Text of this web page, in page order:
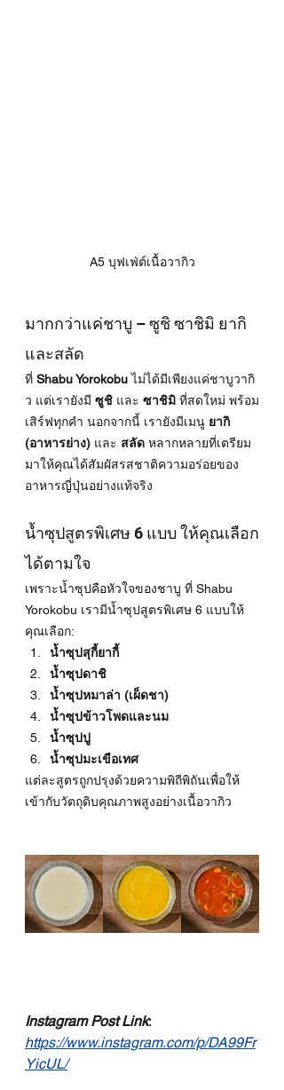
A5 บุฟเฟ่ต์เนื้อวากิว
มากกว่าแค่ชาบู – ซูชิ ซาชิมิ ยากิ
และสลัด
ที่ Shabu Yorokobu ไม่ได้มีเพียงแค่ชาบูวากิ
ว แต่เรายังมี ซูชิ และ ซาชิมิ ที่สดใหม่ พร้อม
เสิร์ฟทุกคำ นอกจากนี้ เรายังมีเมนู ยากิ
(อาหารย่าง) และ สลัด หลากหลายที่เตรียม
มาให้คุณได้สัมผัสรสชาติความอร่อยของ
อาหารญี่ปุ่นอย่างแท้จริง
น้ำซุปสูตรพิเศษ 6 แบบ ให้คุณเลือก
ได้ตามใจ
เพราะน้ำซุปคือหัวใจของชาบู ที่ Shabu
Yorokobu เรามีน้ำซุปสูตรพิเศษ 6 แบบให้
คุณเลือก:
น้ำซุปสุกี้ยากี้
น้ำซุปดาชิ
น้ำซุปหมาล่า (เผ็ดชา)
น้ำซุปข้าวโพดและนม
น้ำซุปปู
น้ำซุปมะเขือเทศ
แต่ละสูตรถูกปรุงด้วยความพิถีพิถันเพื่อให้
เข้ากับวัตถุดิบคุณภาพสูงอย่างเนื้อวากิว
Instagram Post Link:
https://www.instagram.com/p/DA99Fr
YicUL/